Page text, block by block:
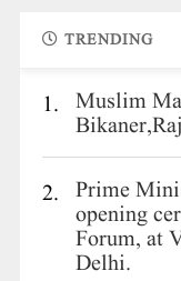
TRENDING
1. Muslim
2. Prime
opening
Forum, at
Delhi.